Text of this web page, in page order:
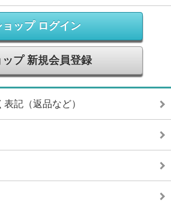
ョップ ログイン
ップ 新規会員登録
記（返品など）